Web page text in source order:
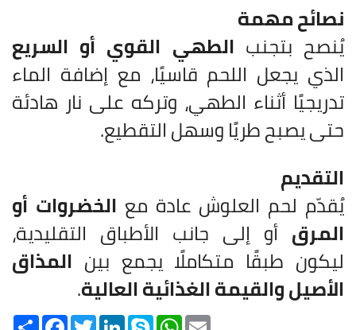
نصائح مهمة
يُنصح بتجنب الطهي القوي أو السريع
الذي يجعل اللحم قاسيًا، مع إضافة الماء
تدريجيًا أثناء الطهي، وتركه على نار هادئة
حتى يصبح طريًا وسهل التقطيع.
التقديم
يُقدّم لحم العلوش عادة مع الخضروات أو
المرق أو إلى جانب الأطباق التقليدية،
ليكون طبقًا متكاملًا يجمع بين المذاق
الأصيل والقيمة الغذائية العالية.
Share FacebookTwitterLinkedInSkype WhatsApp